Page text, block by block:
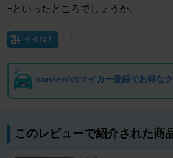
ｰといったところでしょうか。
イイね！
carview!のマイカー登録でお得な
このレビューで紹介された商